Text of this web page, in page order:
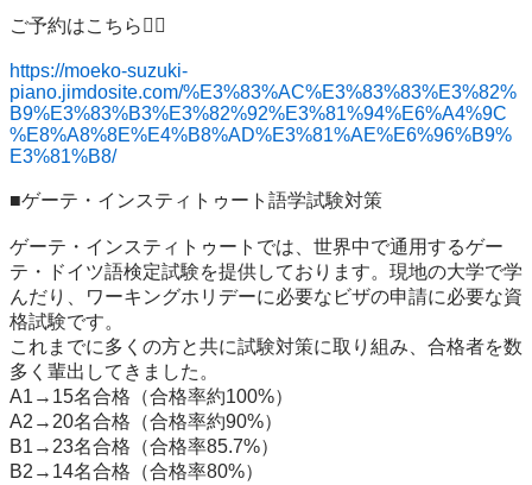
ご予約はこちら💁‍♀️
https://moeko-suzuki-
piano.jimdosite.com/%E3%83%AC%E3%83%83%E3%82%
B9%E3%83%B3%E3%82%92%E3%81%94%E6%A4%9C
%E8%A8%8E%E4%B8%AD%E3%81%AE%E6%96%B9%
E3%81%B8/
■ゲーテ・インスティトゥート語学試験対策
ゲーテ・インスティトゥートでは、世界中で通用するゲー
テ・ドイツ語検定試験を提供しております。現地の大学で学
んだり、ワーキングホリデーに必要なビザの申請に必要な資
格試験です。
これまでに多くの方と共に試験対策に取り組み、合格者を数
多く輩出してきました。
A1→15名合格（合格率約100%）
A2→20名合格（合格率約90%）
B1→23名合格（合格率85.7%）
B2→14名合格（合格率80%）